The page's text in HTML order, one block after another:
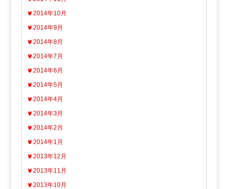
2014年10月
2014年9月
2014年8月
2014年7月
2014年6月
2014年5月
2014年4月
2014年3月
2014年2月
2014年1月
2013年12月
2013年11月
2013年10月